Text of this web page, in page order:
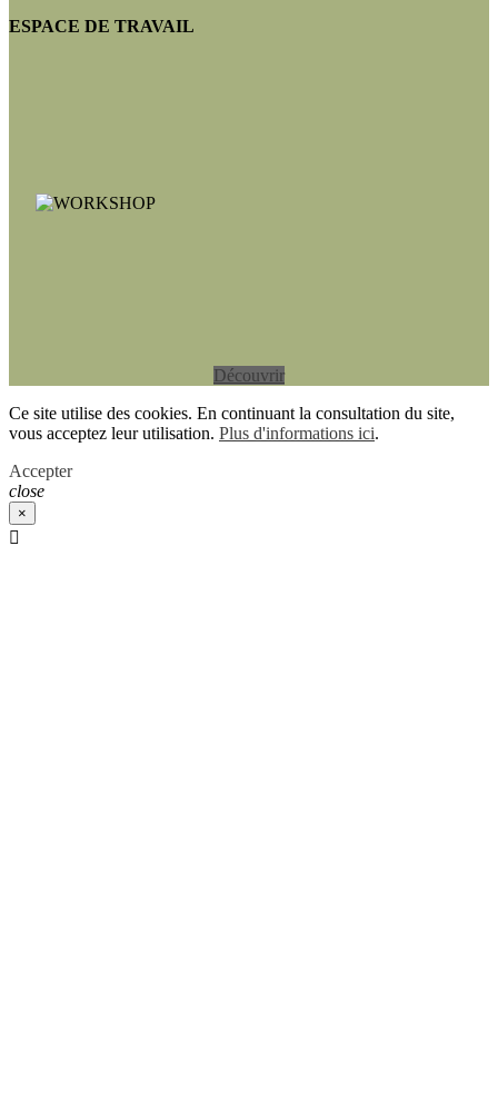
ESPACE DE TRAVAIL
Découvrir
Ce site utilise des cookies. En continuant la consultation du site,
vous acceptez leur utilisation. Plus d'informations ici.
Accepter
close
×
